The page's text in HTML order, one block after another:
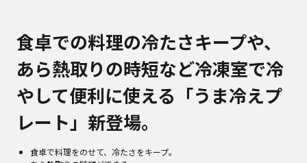
食卓での料理の冷たさキープや、
あら熱取りの時短など冷凍室で冷
やして便利に使える「うま冷えプ
レート」新登場。
食卓で料理をのせて、冷たさをキープ。